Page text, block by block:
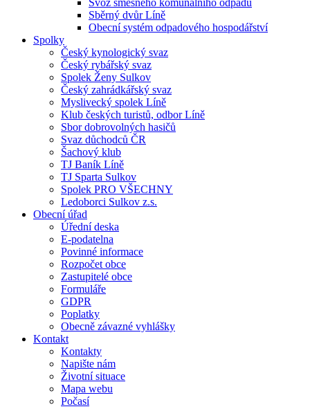
Svoz směsného komunálního odpadu
Sběrný dvůr Líně
Obecní systém odpadového hospodářství
Spolky
Český kynologický svaz
Český rybářský svaz
Spolek Ženy Sulkov
Český zahrádkářský svaz
Myslivecký spolek Líně
Klub českých turistů, odbor Líně
Sbor dobrovolných hasičů
Svaz důchodců ČR
Šachový klub
TJ Baník Líně
TJ Sparta Sulkov
Spolek PRO VŠECHNY
Ledoborci Sulkov z.s.
Obecní úřad
Úřední deska
E-podatelna
Povinné informace
Rozpočet obce
Zastupitelé obce
Formuláře
GDPR
Poplatky
Obecně závazné vyhlášky
Kontakt
Kontakty
Napište nám
Životní situace
Mapa webu
Počasí